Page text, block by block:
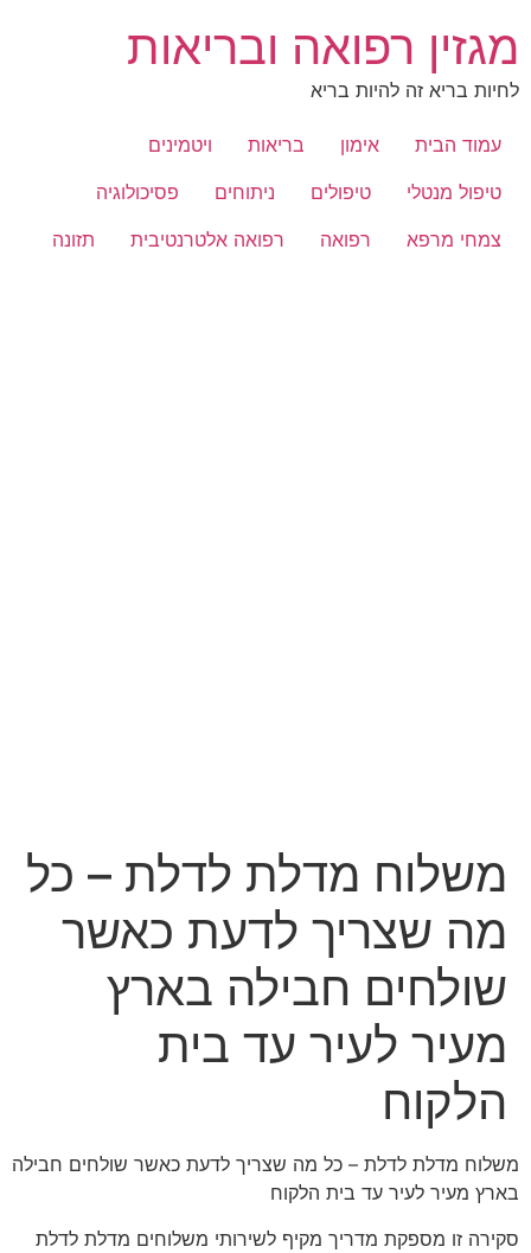
לתוכן
מגזין רפואה ובריאות
לחיות בריא זה להיות בריא
עמוד הבית אימון בריאות
ויטמינים
טיפול מנטלי
טיפולים ניתוחים
פסיכולוגיה
צמחי מרפא
רפואה רפואה אלטרנטיבית תזונה
משלוח מדלת לדלת – כל
מה שצריך לדעת כאשר
שולחים חבילה בארץ
מעיר לעיר עד בית
הלקוח
משלוח מדלת לדלת – כל מה שצריך לדעת כאשר שולחים חבילה
בארץ מעיר לעיר עד בית הלקוח
סקירה זו מספקת מדריך מקיף לשירותי משלוחים מדלת לדלת